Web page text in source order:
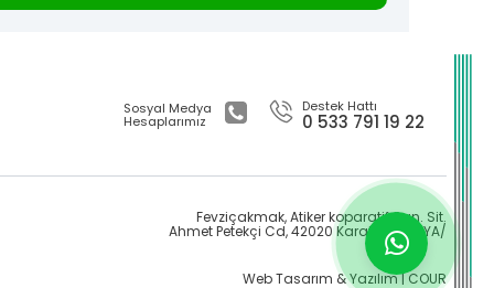
Sosyal Medya
Hesaplarımız
Destek Hattı
0 533 791 19 22
Fevziçakmak, Atiker koparatif San. Sit.
Ahmet Petekçi Cd, 42020 Karatay/KONYA/
Web Tasarım & Yazılım | COUR